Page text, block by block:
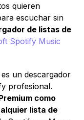
quieren
escuchar sin
de listas de
Spotify Music
un descargador
profesional.
como
lista de